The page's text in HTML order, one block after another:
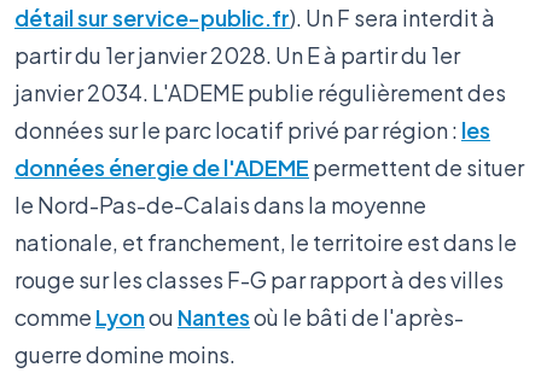
détail sur service-public.fr). Un F sera interdit à
partir du 1er janvier 2028. Un E à partir du 1er
janvier 2034. L'ADEME publie régulièrement des
données sur le parc locatif privé par région : les
données énergie de l'ADEME permettent de situer
le Nord-Pas-de-Calais dans la moyenne
nationale, et franchement, le territoire est dans le
rouge sur les classes F-G par rapport à des villes
comme Lyonou Nantesoù le bâti de l'après-
guerre domine moins.